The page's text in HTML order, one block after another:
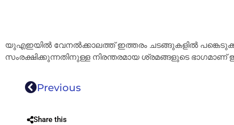
യുഎഇയിൽ വേനൽക്കാലത്ത് ഇത്തരം ചടങ്ങുകളിൽ
സംരക്ഷിക്കുന്നതിനുള്ള നിരന്തരമായ ശ്രമങ്ങളുടെ ഭാഗമാണ്
Previous
Share this